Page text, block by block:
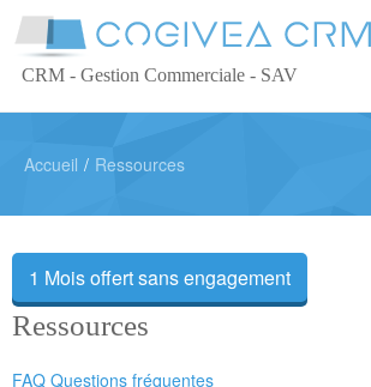
CRM - Gestion Commerciale - SAV
Accueil / Ressources
1 Mois offert sans engagement
Ressources
FAQ Questions fréquentes